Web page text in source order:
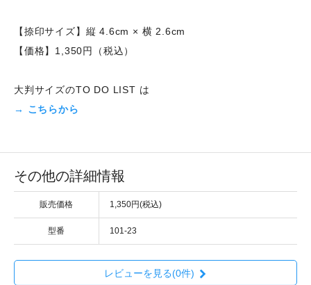
【捺印サイズ】縦 4.6cm × 横 2.6cm
【価格】1,350円（税込）
大判サイズのTO DO LIST は
→ こちらから
その他の詳細情報
販売価格 1,350円(税込)
型番 101-23
レビューを見る(0件)